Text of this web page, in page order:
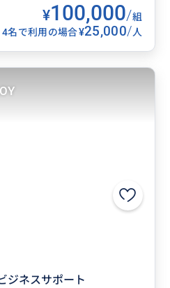
¥100,000/組
4名で利用の場合¥25,000/人
ジネスサポート